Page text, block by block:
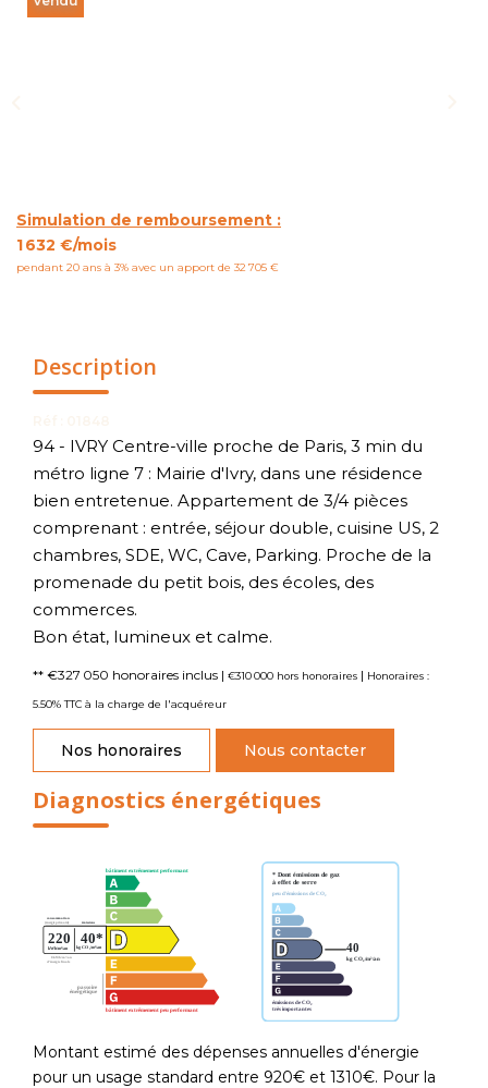
Simulation de remboursement :
1 632 €/mois
pendant 20 ans à 3% avec un apport de 32 705 €
Description
94 - IVRY Centre-ville proche de Paris, 3 min du
métro ligne 7 : Mairie d'Ivry, dans une résidence
bien entretenue. Appartement de 3/4 pièces
comprenant : entrée, séjour double, cuisine US, 2
chambres, SDE, WC, Cave, Parking. Proche de la
promenade du petit bois, des écoles, des
commerces.
Bon état, lumineux et calme.
** €327 050 honoraires inclus | €310 000 hors honoraires | Honoraires :
5.50% TTC à la charge de l'acquéreur
Nos honoraires Nous contacter
Diagnostics énergétiques
Montant estimé des dépenses annuelles d'énergie
pour un usage standard entre 920€ et 1310€. Pour la